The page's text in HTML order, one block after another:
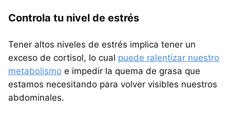
Controla tu nivel de estrés
Tener altos niveles de estrés implica tener un
exceso de cortisol, lo cual puede ralentizar nuestro
metabolismo e impedir la quema de grasa que
estamos necesitando para volver visibles nuestros
abdominales.